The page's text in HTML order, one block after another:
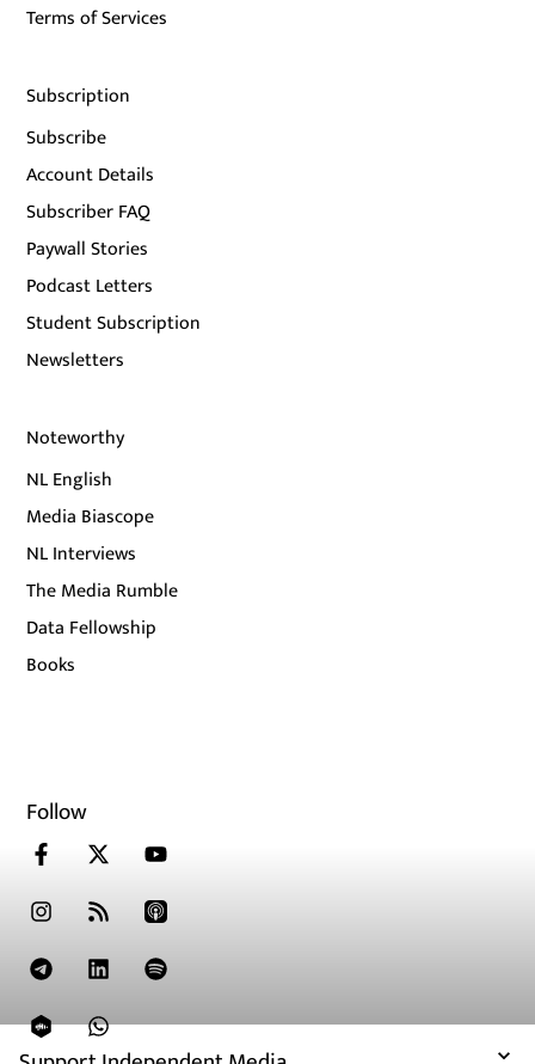
Terms of Services
Subscription
Subscribe
Account Details
Subscriber FAQ
Paywall Stories
Podcast Letters
Student Subscription
Newsletters
Noteworthy
NL English
Media Biascope
NL Interviews
The Media Rumble
Data Fellowship
Books
Follow